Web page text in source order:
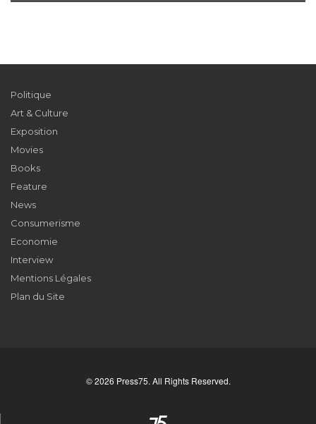
Politique
Art & Culture
Exposition
Movies
Books
Feature
News
Consumerisme
Economie
Interview
Mentions Légales
Plan du Site
© 2026 Press75. All Rights Reserved.